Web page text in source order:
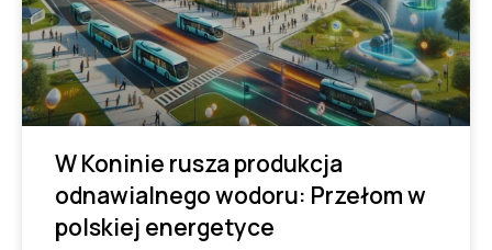
W Koninie rusza produkcja
odnawialnego wodoru: Przełom w
polskiej energetyce